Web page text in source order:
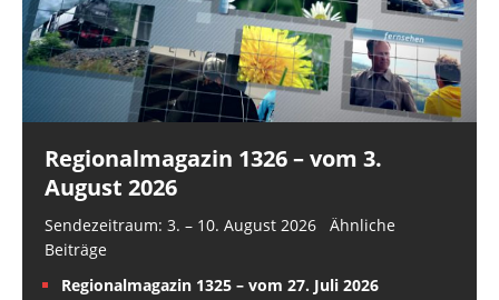
Regionalmagazin 1326 – vom 3.
August 2026
Sendezeitraum: 3. – 10. August 2026 Ähnliche
Beiträge
Regionalmagazin 1325 – vom 27. Juli 2026